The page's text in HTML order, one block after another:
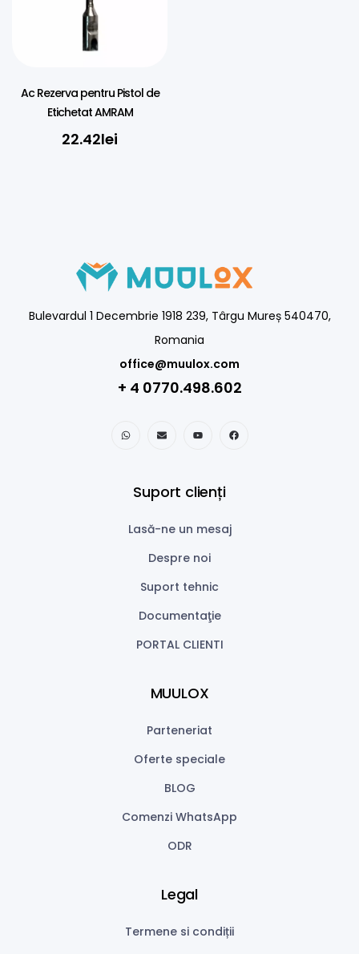
Ac Rezerva pentru Pistol de
Etichetat AMRAM
22.42lei
Bulevardul 1 Decembrie 1918 239, Târgu Mureș 540470,
Romania
office@muulox.com
+ 4 0770.498.602
Suport clienți
Lasă-ne un mesaj
Despre noi
Suport tehnic
Documentaţie
PORTAL CLIENTI
MUULOX
Parteneriat
Oferte speciale
BLOG
Comenzi WhatsApp
ODR
Legal
Termene si condiții